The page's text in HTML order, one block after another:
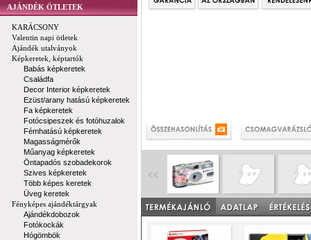
AJÁNDÉK ÖTLETEK
KARÁCSONY
Valentin napi ötletek
Ajándék utalványok
Képkeretek, képtartók
Babás képkeretek
Családfa
Decor Interior képkeretek
Ezüst/arany hatású képkeretek
Fa képkeretek
Fotócsipeszek és fotóhuzalok
Fémhatású képkeretek
Magasságmérők
Műanyag képkeretek
Öntapadós szobadekorok
Szives képkeretek
Több képes keretek
Üveg keretek
Fényképes ajándéktárgyak
Ajándékdobozok
Fotókockák
Hógömbök